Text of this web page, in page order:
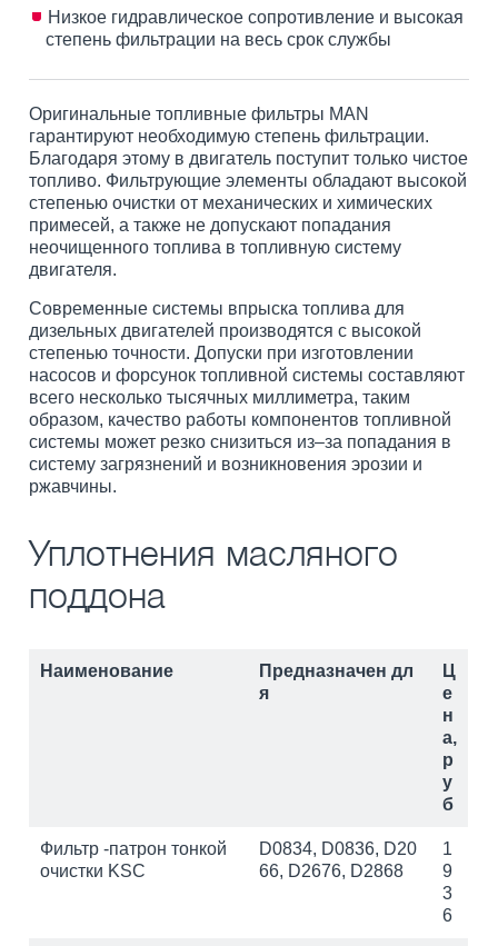
Низкое гидравлическое сопротивление и высокая
степень фильтрации на весь срок службы
Оригинальные топливные фильтры MAN
гарантируют необходимую степень фильтрации.
Благодаря этому в двигатель поступит только чистое
топливо. Фильтрующие элементы обладают высокой
степенью очистки от механических и химических
примесей, а также не допускают попадания
неочищенного топлива в топливную систему
двигателя.
Современные системы впрыска топлива для
дизельных двигателей производятся с высокой
степенью точности. Допуски при изготовлении
насосов и форсунок топливной системы составляют
всего несколько тысячных миллиметра, таким
образом, качество работы компонентов топливной
системы может резко снизиться из–за попадания в
систему загрязнений и возникновения эрозии и
ржавчины.
Уплотнения масляного
поддона
Наименование
Предназначен дл
я
Ц
е
н
а,
р
у
б
Фильтр -патрон тонкой
очистки KSC
D0834, D0836, D20
66, D2676, D2868
1
9
3
6